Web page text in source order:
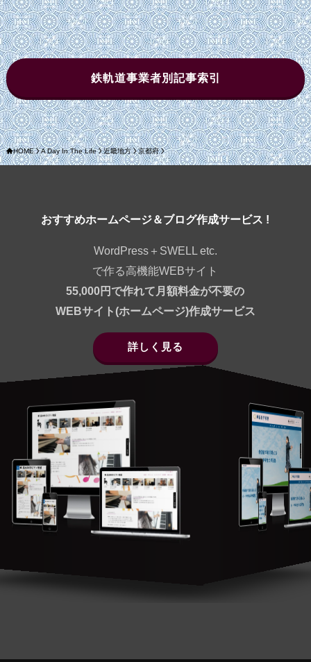
鉄軌道事業者別記事索引
HOME A Day In The Life 近畿地方 京都府
おすすめホームページ＆ブログ作成サービス !
WordPress＋SWELL etc.
で作る高機能WEBサイト
55,000円で作れて月額料金が不要の
WEBサイト(ホームページ)作成サービス
詳しく見る